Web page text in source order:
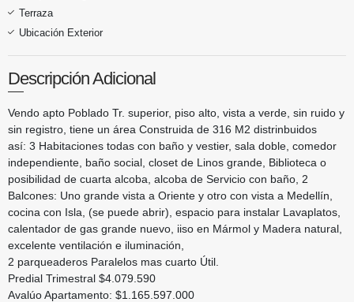
Terraza
Ubicación Exterior
Descripción Adicional
Vendo apto Poblado Tr. superior, piso alto, vista a verde, sin ruido y
sin registro, tiene un área Construida de 316 M2 distrinbuidos
así: 3 Habitaciones todas con baño y vestier, sala doble, comedor
independiente, baño social, closet de Linos grande, Biblioteca o
posibilidad de cuarta alcoba, alcoba de Servicio con baño, 2
Balcones: Uno grande vista a Oriente y otro con vista a Medellín,
cocina con Isla, (se puede abrir), espacio para instalar Lavaplatos,
calentador de gas grande nuevo, iiso en Mármol y Madera natural,
excelente ventilación e iluminación,
2 parqueaderos Paralelos mas cuarto Útil.
Predial Trimestral $4.079.590
Avalúo Apartamento: $1.165.597.000